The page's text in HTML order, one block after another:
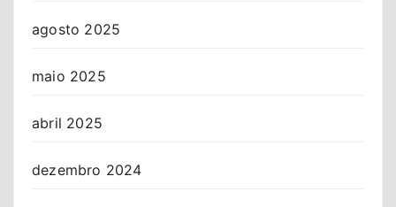
agosto 2025
maio 2025
abril 2025
dezembro 2024